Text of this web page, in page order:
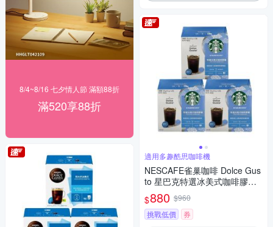
8/4~8/16 七夕情人節 滿額88折
滿520享88折
適用多趣酷思咖啡機
NESCAFE雀巢咖啡 Dolce Gus
to 星巴克特選冰美式咖啡膠囊1
2顆x3盒
$880 $960
挑戰低價
券